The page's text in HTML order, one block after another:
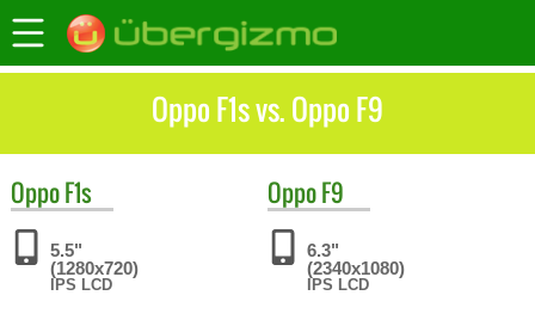
Oppo F1s vs. Oppo F9
OppoF1s
5.5"
(1280x720)
IPS LCD
OppoF9
6.3"
(2340x1080)
IPS LCD